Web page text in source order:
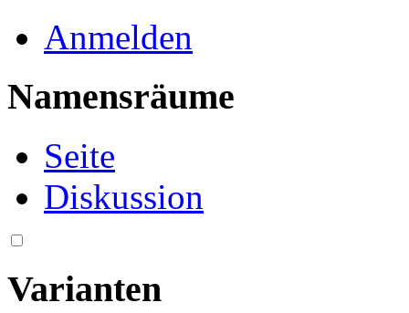
Anmelden
Namensräume
Seite
Diskussion
Varianten